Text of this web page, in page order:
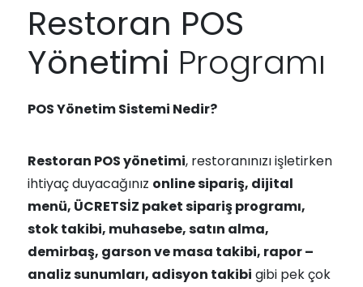
Restoran POS
Yönetimi Programı
POS Yönetim Sistemi Nedir?
Restoran POS yönetimi, restoranınızı işletirken
ihtiyaç duyacağınız online sipariş, dijital
menü, ÜCRETSİZ paket sipariş programı,
stok takibi, muhasebe, satın alma,
demirbaş, garson ve masa takibi, rapor –
analiz sunumları, adisyon takibi gibi pek çok